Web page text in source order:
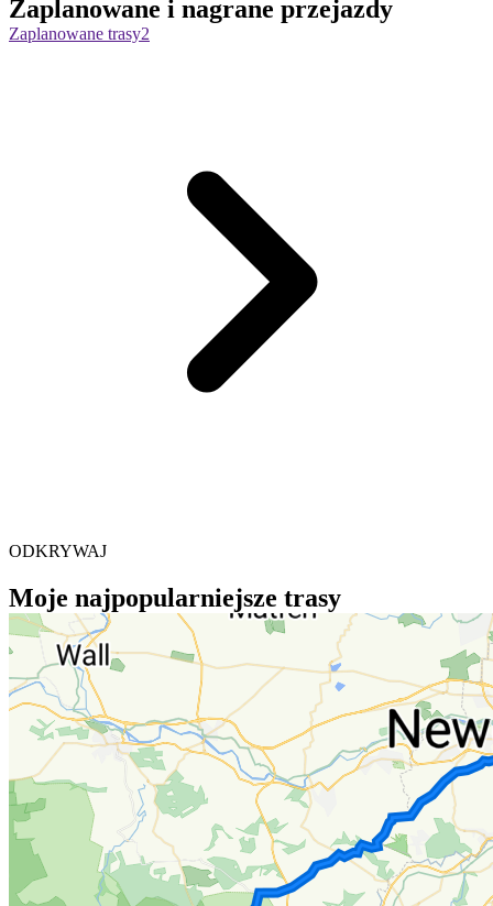
Zaplanowane i nagrane przejazdy
Zaplanowane trasy2
ODKRYWAJ
Moje najpopularniejsze trasy